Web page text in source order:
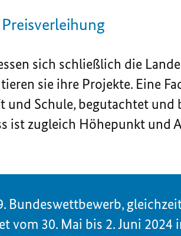
sich schließlich die
sie ihre Projekte. Eine
und Schule, begutachtet und
ist zugleich Höhepunkt und
Bundeswettbewerb,
vom 30. Mai bis 2. Juni